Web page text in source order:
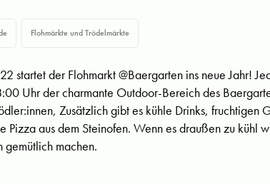
Flohmärkte und Trödelmärkte
startet der Flohmarkt @Baergarten ins neue Jahr!
Uhr der charmante Outdoor-Bereich des
Zusätzlich gibt es kühle Drinks, fruchtigen
Pizza aus dem Steinofen. Wenn es draußen zu kühl
gemütlich machen.